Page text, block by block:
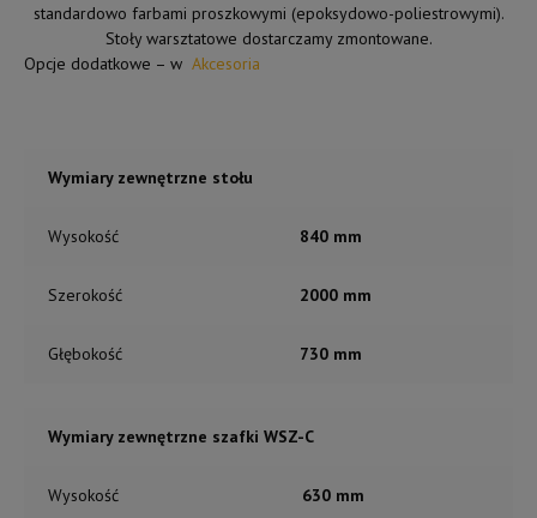
standardowo farbami proszkowymi (epoksydowo-poliestrowymi).
Stoły warsztatowe dostarczamy zmontowane.
Opcje dodatkowe – w Akcesoria
Wymiary zewnętrzne stołu
Wysokość 840 mm
Szerokość 2000 mm
Głębokość 730 mm
Wymiary zewnętrzne szafki WSZ-C
Wysokość 630 mm